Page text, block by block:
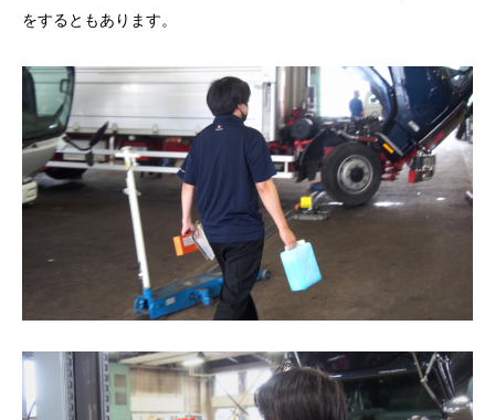
をするともあります。